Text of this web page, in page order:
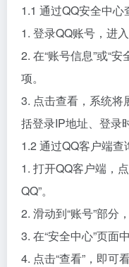
1.1 通过QQ安全中心
1. 登录QQ账号，进
2. 在“账号信息”或“
项。
3. 点击查看，系统将
括登录IP地址、登录
1.2 通过QQ客户端查
1. 打开QQ客户端，
QQ”。
2. 滑动到“账号”部分
3. 在“安全中心”页面
4. 点击“查看”，即可